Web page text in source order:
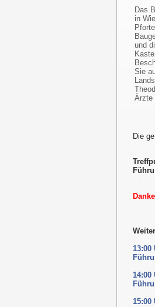
Das
in
und
Sie
Ärzte
Die
13:00
14:00
15:00